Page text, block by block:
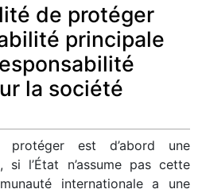
de protéger
principale
la société
protéger est d’abord une
l’État n’assume pas cette
internationale a une